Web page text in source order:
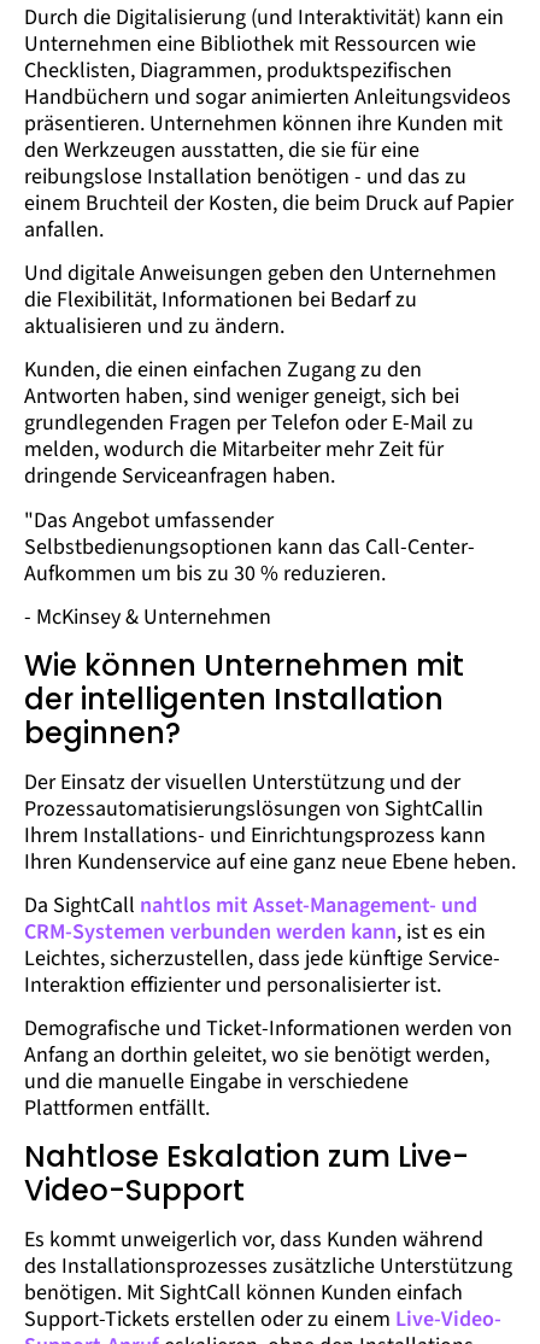
Durch die Digitalisierung (und Interaktivität) kann ein
Unternehmen eine Bibliothek mit Ressourcen wie
Checklisten, Diagrammen, produktspezifischen
Handbüchern und sogar animierten Anleitungsvideos
präsentieren. Unternehmen können ihre Kunden mit
den Werkzeugen ausstatten, die sie für eine
reibungslose Installation benötigen - und das zu
einem Bruchteil der Kosten, die beim Druck auf Papier
anfallen.
Und digitale Anweisungen geben den Unternehmen
die Flexibilität, Informationen bei Bedarf zu
aktualisieren und zu ändern.
Kunden, die einen einfachen Zugang zu den
Antworten haben, sind weniger geneigt, sich bei
grundlegenden Fragen per Telefon oder E-Mail zu
melden, wodurch die Mitarbeiter mehr Zeit für
dringende Serviceanfragen haben.
"Das Angebot umfassender
Selbstbedienungsoptionen kann das Call-Center-
Aufkommen um bis zu 30 % reduzieren.
- McKinsey & Unternehmen
Wie können Unternehmen mit
der intelligenten Installation
beginnen?
Der Einsatz der visuellen Unterstützung und der
Prozessautomatisierungslösungen von SightCallin
Ihrem Installations- und Einrichtungsprozess kann
Ihren Kundenservice auf eine ganz neue Ebene heben.
Da SightCall nahtlos mit Asset-Management- und
CRM-Systemen verbunden werden kann, ist es ein
Leichtes, sicherzustellen, dass jede künftige Service-
Interaktion effizienter und personalisierter ist.
Demografische und Ticket-Informationen werden von
Anfang an dorthin geleitet, wo sie benötigt werden,
und die manuelle Eingabe in verschiedene
Plattformen entfällt.
Nahtlose Eskalation zum Live-
Video-Support
Es kommt unweigerlich vor, dass Kunden während
des Installationsprozesses zusätzliche Unterstützung
benötigen. Mit SightCall können Kunden einfach
Support-Tickets erstellen oder zu einem Live-Video-